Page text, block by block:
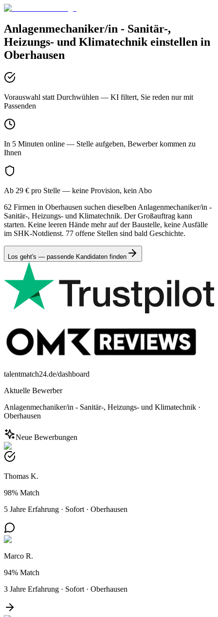
Anlagenmechaniker/in - Sanitär-,
Heizungs- und Klimatechnik einstellen in
Oberhausen
Vorauswahl statt Durchwühlen — KI filtert, Sie reden nur mit
Passenden
In 5 Minuten online — Stelle aufgeben, Bewerber kommen zu
Ihnen
Ab 29 € pro Stelle — keine Provision, kein Abo
62 Firmen in Oberhausen suchen dieselben Anlagenmechaniker/in -
Sanitär-, Heizungs- und Klimatechnik. Der Großauftrag kann
starten. Keine leeren Hände mehr auf der Baustelle, keine Ausfälle
im SHK-Notdienst. 77 offene Stellen sind bald Geschichte.
Los geht's — passende Kandidaten finden
talentmatch24.de/dashboard
Aktuelle Bewerber
Anlagenmechaniker/in - Sanitär-, Heizungs- und Klimatechnik ·
Oberhausen
Neue Bewerbungen
Thomas K.
98% Match
5 Jahre Erfahrung · Sofort · Oberhausen
Marco R.
94% Match
3 Jahre Erfahrung · Sofort · Oberhausen